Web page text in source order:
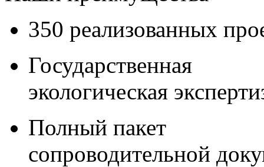
350 реализованных
Государственная
экологическая
Полный пакет
сопроводительной